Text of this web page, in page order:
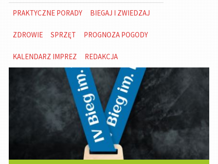
PRAKTYCZNE PORADY BIEGAJ I ZWIEDZAJ
ZDROWIE SPRZĘT PROGNOZA POGODY
KALENDARZ IMPREZ REDAKCJA